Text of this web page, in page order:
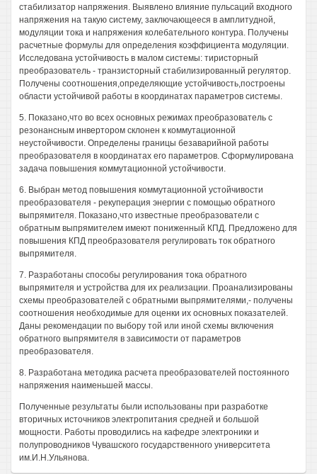
стабилизатор напряжения. Выявлено влияние пульсаций входного
напряжения на такую систему, заключающееся в амплитудной,
модуляции тока и напряжения колебательного контура. Получены
расчетные формулы для определения коэффициента модуляции.
Исследована устойчивость в малом системы: тиристорный
преобразователь - транзисторный стабилизированный регулятор.
Получены соотношения,определяющие устойчивость,построены
области устойчивой работы в координатах параметров системы.
5. Показано,что во всех основных режимах преобразователь с
резонансным инвертором склонен к коммутационной
неустойчивости. Определены границы безаварийной работы
преобразователя в координатах его параметров. Сформулирована
задача повышения коммутационной устойчивости.
6. Выбран метод повышения коммутационной устойчивости
преобразователя - рекуперация энергии с помощью обратного
выпрямителя. Показано,что известные преобразователи с
обратным выпрямителем имеют пониженный КПД. Предложено для
повышения КПД преобразователя регулировать ток обратного
выпрямителя.
7. Разработаны способы регулирования тока обратного
выпрямителя и устройства для их реализации. Проанализированы
схемы преобразователей с обратными выпрямителями,- получены
соотношения необходимые для оценки их основных показателей.
Даны рекомендации по выбору той или иной схемы включения
обратного выпрямителя в зависимости от параметров
преобразователя.
8. Разработана методика расчета преобразователей постоянного
напряжения наименьшей массы.
Полученные результаты были использованы при разработке
вторичных источников электропитания средней и большой
мощности. Работы проводились на кафедре электроники и
полупроводников Чувашского государственного университета
им.И.Н.Ульянова.